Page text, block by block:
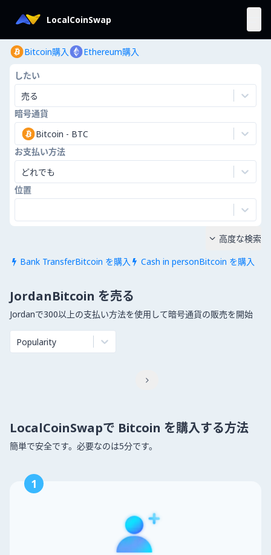
LocalCoinSwap
Bitcoin購入 Ethereum購入
したい
売る
暗号通貨
Bitcoin - BTC
お支払い方法
どれでも
位置
 Bank TransferBitcoin を購入  Cash in personBitcoin を購入
 高度な検索
JordanBitcoin を売る
Jordanで300以上の支払い方法を使用して暗号通貨の販売を開始
Popularity

LocalCoinSwapで Bitcoin を購入する方法
簡単で安全です。必要なのは5分です。
1